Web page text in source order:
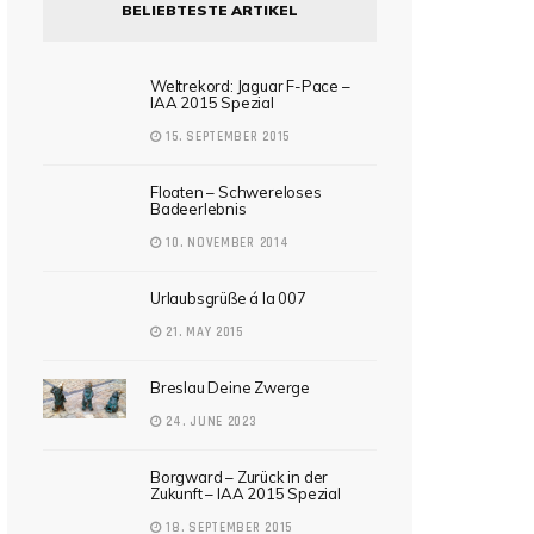
BELIEBTESTE ARTIKEL
Weltrekord: Jaguar F-Pace –
IAA 2015 Spezial
15. SEPTEMBER 2015
Floaten – Schwereloses
Badeerlebnis
10. NOVEMBER 2014
Urlaubsgrüße á la 007
21. MAY 2015
Breslau Deine Zwerge
24. JUNE 2023
Borgward – Zurück in der
Zukunft – IAA 2015 Spezial
18. SEPTEMBER 2015